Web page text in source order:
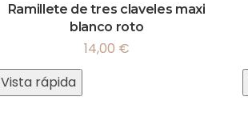
Ramillete de tres claveles maxi
blanco roto
14,00 €
Vista rápida